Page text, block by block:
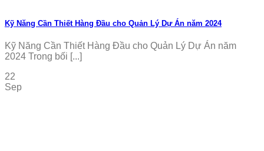
Kỹ Năng Cần Thiết Hàng Đầu cho Quản Lý Dự Án năm 2024
Kỹ Năng Cần Thiết Hàng Đầu cho Quản Lý Dự Án năm
2024 Trong bối [...]
22
Sep